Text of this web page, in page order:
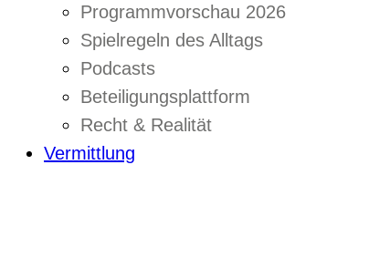
Programmvorschau 2026
Spielregeln des Alltags
Podcasts
Beteiligungsplattform
Recht & Realität
Vermittlung